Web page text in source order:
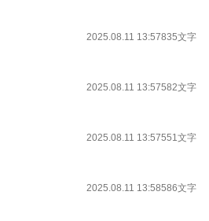
2025.08.11 13:57835文字
2025.08.11 13:57582文字
2025.08.11 13:57551文字
2025.08.11 13:58586文字